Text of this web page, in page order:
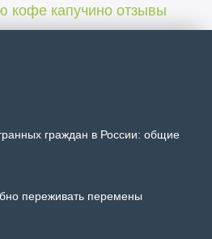
кофе капучино отзывы
граждан в России: общие
переживать перемены